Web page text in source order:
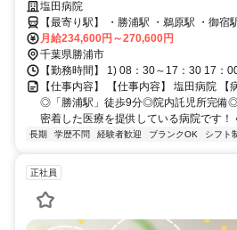
与3.70ヶ月分❗️》地域に密着した医療を提供
塩田病院
【最寄り駅】 ・勝浦駅 ・鵜原駅 ・御宿
月給234,600円～270,600円
千葉県勝浦市
【勤務時間】 1) 08：30～17：30 17：
【仕事内容】 【仕事内容】 塩田病院 【
◎「勝浦駅」徒歩9分◎院内託児所完備
密着した医療を提供している病院です！
長期 学歴不問 経験者歓迎 ブランクOK シフト
正社員